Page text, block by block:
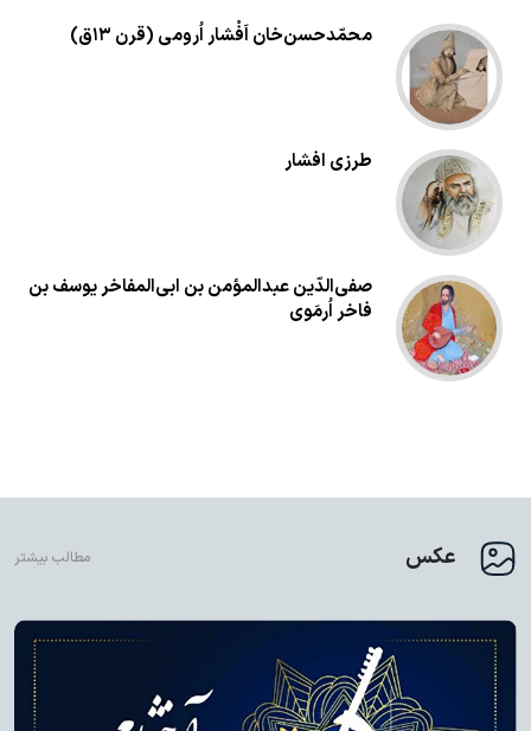
محمّدحسن‌خان اَفْشار اُرومی (قرن ۱۳ق)
طرزی افشار
صفی‌الدّین عبدالمؤمن بن ابی‌المفاخر یوسف بن
فاخر اُرمَوی
عکس مطالب بیشتر